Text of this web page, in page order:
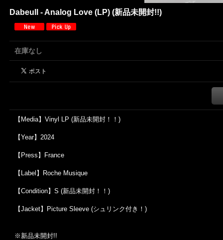
Dabeull - Analog Love (LP) (新品未開封!!)
在庫なし
【Media】Vinyl LP (新品未開封！！)
【Year】2024
【Press】France
【Label】Roche Musique
【Condition】S (新品未開封！！)
【Jacket】Picture Sleeve (シュリンク付き！)
※新品未開封!!